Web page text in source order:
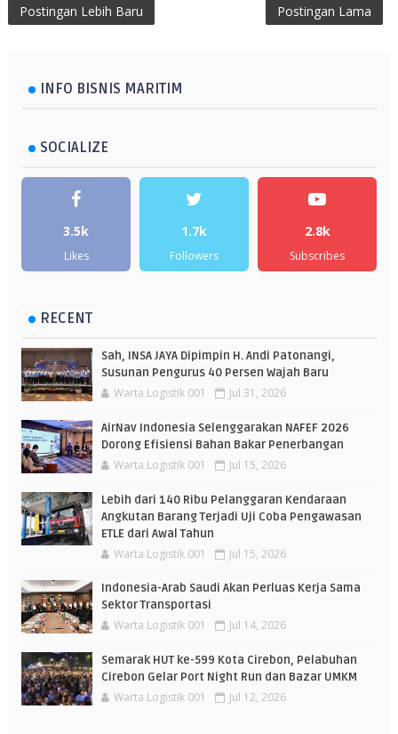
Postingan Lebih Baru Postingan Lama
INFO BISNIS MARITIM
SOCIALIZE
3.5k
Likes
1.7k
Followers
2.8k
Subscribes
RECENT
Sah, INSA JAYA Dipimpin H. Andi Patonangi,
Susunan Pengurus 40 Persen Wajah Baru
Warta Logistik 001 Jul 31, 2026
AirNav Indonesia Selenggarakan NAFEF 2026
Dorong Efisiensi Bahan Bakar Penerbangan
Warta Logistik 001 Jul 15, 2026
Lebih dari 140 Ribu Pelanggaran Kendaraan
Angkutan Barang Terjadi Uji Coba Pengawasan
ETLE dari Awal Tahun
Warta Logistik 001 Jul 15, 2026
Indonesia-Arab Saudi Akan Perluas Kerja Sama
Sektor Transportasi
Warta Logistik 001 Jul 14, 2026
Semarak HUT ke-599 Kota Cirebon, Pelabuhan
Cirebon Gelar Port Night Run dan Bazar UMKM
Warta Logistik 001 Jul 12, 2026